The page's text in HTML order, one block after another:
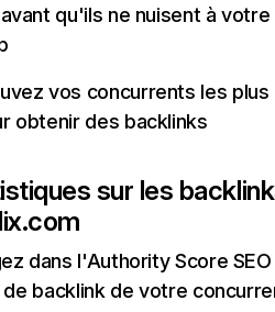
qu'ils ne nuisent à
vos concurrents les
obtenir des backlinks
sur les
dans l'Authority Score
backlink de votre